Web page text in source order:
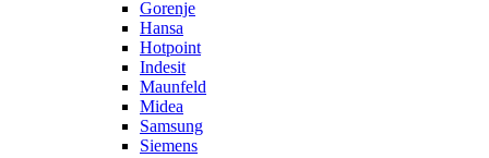
Gorenje
Hansa
Hotpoint
Indesit
Maunfeld
Midea
Samsung
Siemens